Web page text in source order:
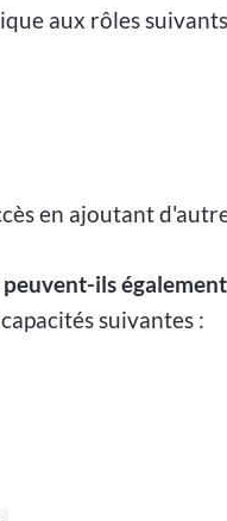
aux rôles
en ajoutant
ils
suivantes :